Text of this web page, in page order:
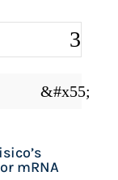
&#x55;
mRNA